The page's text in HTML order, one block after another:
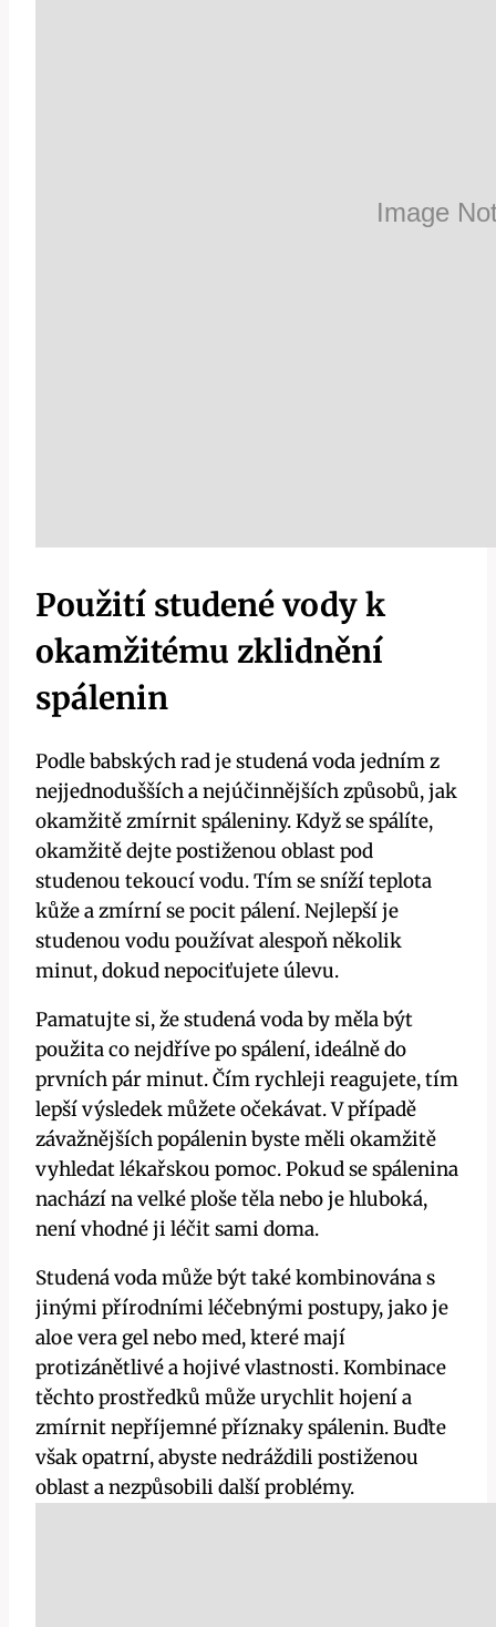
Použití studené vody k
okamžitému zklidnění
spálenin
Podle babských rad je studená voda jedním z
nejjednodušších a nejúčinnějších způsobů, jak
okamžitě zmírnit spáleniny. Když se spálíte,
okamžitě dejte postiženou oblast pod
studenou tekoucí vodu. Tím se sníží teplota
kůže a zmírní se pocit pálení. Nejlepší je
studenou vodu používat alespoň několik
minut, dokud nepociťujete úlevu.
Pamatujte si, že studená voda by měla být
použita co nejdříve po spálení, ideálně do
prvních pár minut. Čím rychleji reagujete, tím
lepší výsledek můžete očekávat. V případě
závažnějších popálenin byste měli okamžitě
vyhledat lékařskou pomoc. Pokud se spálenina
nachází na velké ploše těla nebo je hluboká,
není vhodné ji léčit sami doma.
Studená voda může být také kombinována s
jinými přírodními léčebnými postupy, jako je
aloe vera gel nebo med, které mají
protizánětlivé a hojivé vlastnosti. Kombinace
těchto prostředků může urychlit hojení a
zmírnit nepříjemné příznaky spálenin. Buďte
však opatrní, abyste nedráždili postiženou
oblast a nezpůsobili další problémy.